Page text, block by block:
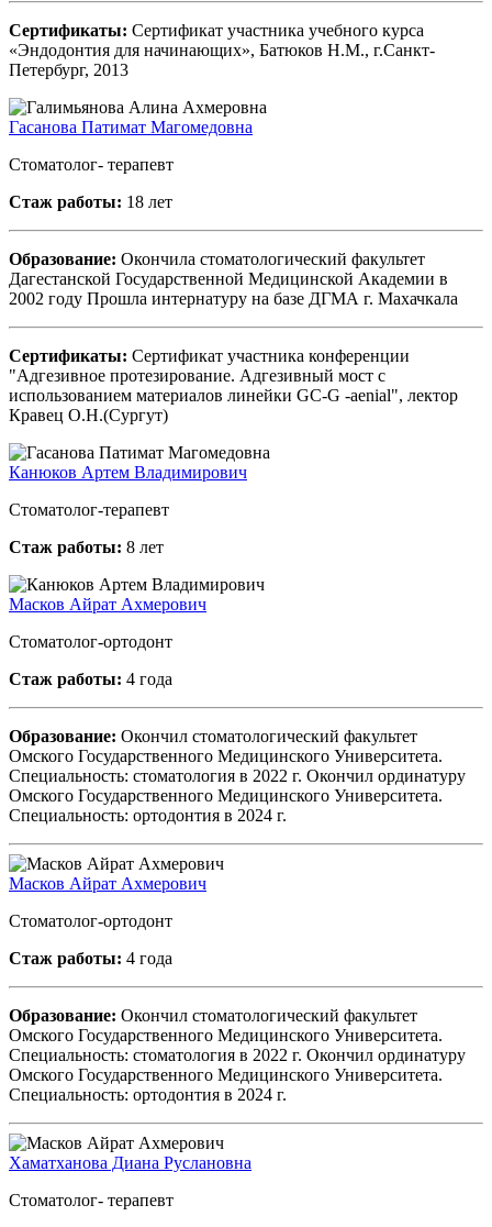
Сертификаты: Сертификат участника учебного курса
«Эндодонтия для начинающих», Батюков Н.М., г.Санкт-
Петербург, 2013
Гасанова Патимат Магомедовна
Стоматолог- терапевт
Стаж работы: 18 лет
Образование: Окончила стоматологический факультет
Дагестанской Государственной Медицинской Академии в
2002 году Прошла интернатуру на базе ДГМА г. Махачкала
Сертификаты: Сертификат участника конференции
"Адгезивное протезирование. Адгезивный мост с
использованием материалов линейки GC-G -aenial", лектор
Кравец О.Н.(Сургут)
Канюков Артем Владимирович
Стоматолог-терапевт
Стаж работы: 8 лет
Масков Айрат Ахмерович
Стоматолог-ортодонт
Стаж работы: 4 года
Образование: Окончил стоматологический факультет
Омского Государственного Медицинского Университета.
Специальность: стоматология в 2022 г. Окончил ординатуру
Омского Государственного Медицинского Университета.
Специальность: ортодонтия в 2024 г.
Масков Айрат Ахмерович
Стоматолог-ортодонт
Стаж работы: 4 года
Образование: Окончил стоматологический факультет
Омского Государственного Медицинского Университета.
Специальность: стоматология в 2022 г. Окончил ординатуру
Омского Государственного Медицинского Университета.
Специальность: ортодонтия в 2024 г.
Хаматханова Диана Руслановна
Стоматолог- терапевт